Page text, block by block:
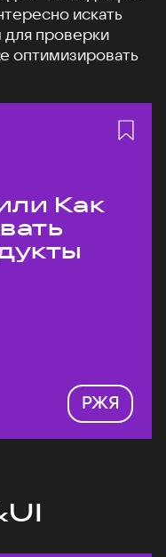
искать
для проверки
оптимизировать
Как
РЖЯ